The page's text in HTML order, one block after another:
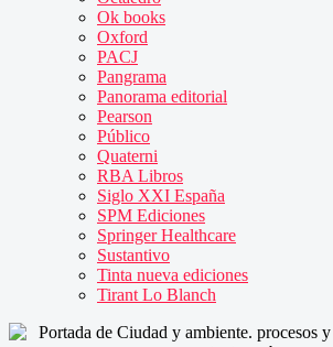
Ok books
Oxford
PACJ
Pangrama
Panorama editorial
Pearson
Público
Quaterni
RBA Libros
Siglo XXI España
SPM Ediciones
Springer Healthcare
Sustantivo
Tinta nueva ediciones
Tirant Lo Blanch